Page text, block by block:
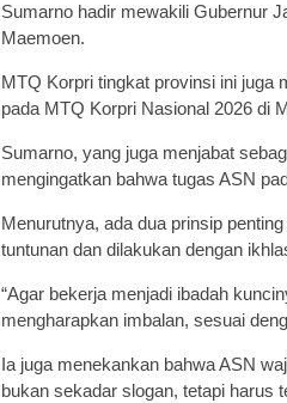
Sumarno hadir mewakili Gubernur
Maemoen.
MTQ Korpri tingkat provinsi ini juga
pada MTQ Korpri Nasional 2026 di
Sumarno, yang juga menjabat
mengingatkan bahwa tugas ASN
Menurutnya, ada dua prinsip
tuntunan dan dilakukan dengan
“Agar bekerja menjadi ibadah
mengharapkan imbalan, sesuai
Ia juga menekankan bahwa ASN
bukan sekadar slogan, tetapi harus